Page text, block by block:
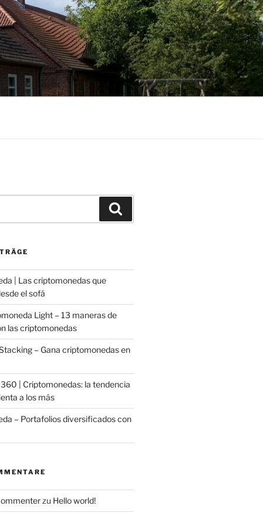
| Las criptomonedas que
el sofá
Light – 13 maneras de
las criptomonedas
– Gana criptomonedas en
| Criptomonedas: la tendencia
a los más
– Portafolios diversificados con
zu Hello world!